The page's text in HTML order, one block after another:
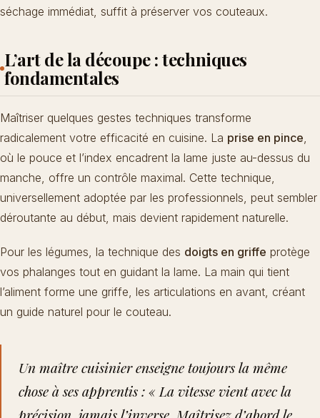
séchage immédiat, suffit à préserver vos couteaux.
L’art de la découpe : techniques
fondamentales
Maîtriser quelques gestes techniques transforme
radicalement votre efficacité en cuisine. La prise en pince,
où le pouce et l’index encadrent la lame juste au-dessus du
manche, offre un contrôle maximal. Cette technique,
universellement adoptée par les professionnels, peut sembler
déroutante au début, mais devient rapidement naturelle.
Pour les légumes, la technique des doigts en griffe protège
vos phalanges tout en guidant la lame. La main qui tient
l’aliment forme une griffe, les articulations en avant, créant
un guide naturel pour le couteau.
Un maître cuisinier enseigne toujours la même
chose à ses apprentis : « La vitesse vient avec la